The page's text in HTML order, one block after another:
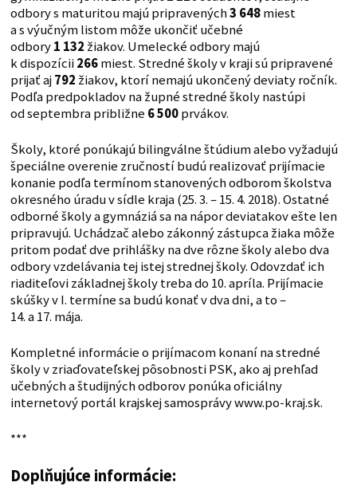
odbory s maturitou majú pripravených3 648miest
a s výučným listom môže ukončiť učebné
odbory1 132 žiakov. Umelecké odbory majú
k dispozícii266miest. Stredné školy v kraji sú pripravené
prijať aj792 žiakov, ktorí nemajú ukončený deviaty ročník.
Podľa predpokladov na župné stredné školy nastúpi
od septembra približne 6 500prvákov.
Školy, ktoré ponúkajú bilingválne štúdium alebo vyžadujú
špeciálne overenie zručností budú realizovať prijímacie
konanie podľa termínom stanovených odborom školstva
okresného úradu v sídle kraja (25. 3. – 15. 4. 2018). Ostatné
odborné školy a gymnáziá sa na nápor deviatakov ešte len
pripravujú. Uchádzač alebo zákonný zástupca žiaka môže
pritom podať dve prihlášky na dve rôzne školy alebo dva
odbory vzdelávania tej istej strednej školy. Odovzdať ich
riaditeľovi základnej školy treba do 10. apríla. Prijímacie
skúšky v I. termíne sa budú konať v dva dni, a to –
14. a 17. mája.
Kompletné informácie o prijímacom konaní na stredné
školy v zriaďovateľskej pôsobnosti PSK, ako aj prehľad
učebných a študijných odborov ponúka oficiálny
internetový portál krajskej samosprávy www.po-kraj.sk.
***
Doplňujúce informácie: